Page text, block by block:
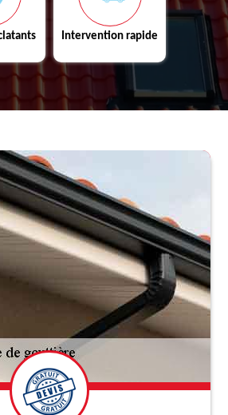
Intervention rapide